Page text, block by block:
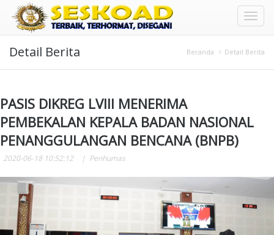
Toggle
Detail Berita Beranda Detail Berita
PASIS DIKREG LVIII MENERIMA
PEMBEKALAN KEPALA BADAN NASIONAL
PENANGGULANGAN BENCANA (BNPB)
2020-06-18 10:52:12 Penhumas